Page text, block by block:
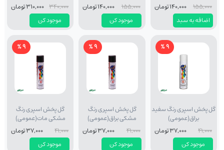
اضافه به سبد
155,000 140,000 تومان
موجود کن
155,000 140,000 تومان
موجود کن
340,000 310,000 تومان
9 %
گل پخش اسپری رنگ سفید
براق(عمومی)
موجود کن
41,000 37,000 تومان
9 %
گل پخش اسپری رنگ
مشکی براق(عمومی)
موجود کن
41,000 37,000 تومان
9 %
گل پخش اسپری رنگ
مشکی مات(عمومی)
موجود کن
41,000 37,000 تومان